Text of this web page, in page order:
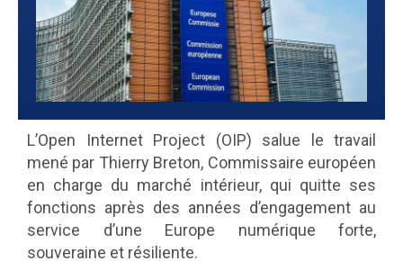
L’Open Internet Project (OIP) salue le travail
mené par Thierry Breton, Commissaire européen
en charge du marché intérieur, qui quitte ses
fonctions après des années d’engagement au
service d’une Europe numérique forte,
souveraine et résiliente.